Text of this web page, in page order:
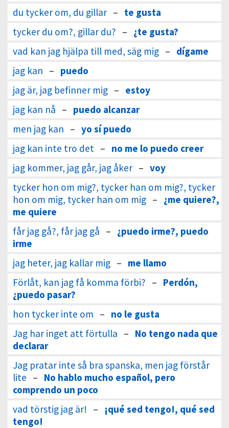
du tycker om, du gillar – te gusta
tycker du om?, gillar du? – ¿te gusta?
vad kan jag hjälpa till med, säg mig – dígame
jag kan – puedo
jag är, jag befinner mig – estoy
jag kan nå – puedo alcanzar
men jag kan – yo sí puedo
jag kan inte tro det – no me lo puedo creer
jag kommer, jag går, jag åker – voy
tycker hon om mig?, tycker han om mig?, tycker
hon om mig, tycker han om mig – ¿me quiere?,
me quiere
får jag gå?, får jag gå – ¿puedo irme?, puedo
irme
jag heter, jag kallar mig – me llamo
Förlåt, kan jag få komma förbi? – Perdón,
¿puedo pasar?
hon tycker inte om – no le gusta
Jag har inget att förtulla – No tengo nada que
declarar
Jag pratar inte så bra spanska, men jag förstår
lite – No hablo mucho español, pero
comprendo un poco
vad törstig jag är! –
¡qué sed tengo!, qué sed
tengo!